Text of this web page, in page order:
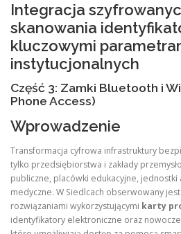
Integracja
skanowania
kluczowymi
instytucjonalnych
Część 3: Zamki Bluetooth i
Phone Access)
Wprowadzenie
Transformacja cyfrowa infrastruktury
tylko przedsiębiorstwa i zakłady
publiczne, placówki edukacyjne,
medyczne. W Siedlcach obserwowany
rozwiązaniami wykorzystującymi karty
identyfikatory elektroniczne oraz